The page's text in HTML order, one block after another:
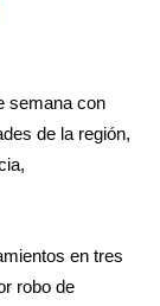
semana con
de la región,
en tres
robo de